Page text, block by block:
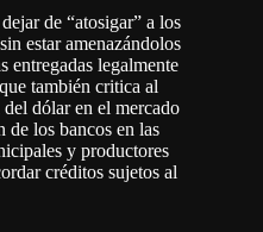
de “atosigar” a los
estar amenazándolos
entregadas legalmente
también critica al
dólar en el mercado
los bancos en las
y productores
créditos sujetos al